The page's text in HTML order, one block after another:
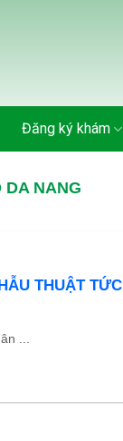
Đăng ký khám
DA NANG
THUẬT TỨC
...